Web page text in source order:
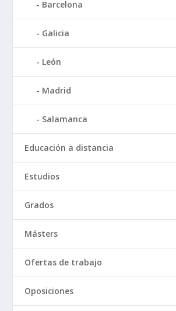
Barcelona
Galicia
León
Madrid
Salamanca
Educación a distancia
Estudios
Grados
Másters
Ofertas de trabajo
Oposiciones